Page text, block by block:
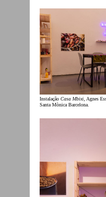
Instalação Casa Mbixi , Agnes
Santa Mònica Barcelona.